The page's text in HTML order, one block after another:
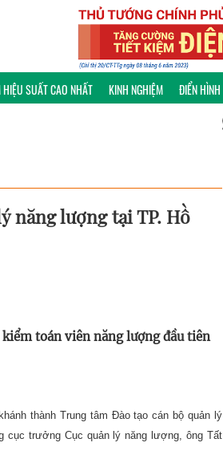
SUẤT CAO NHẤT KINH NGHIỆM ĐIỂN HÌNH
năng lượng tại TP. Hồ
toán viên năng lượng đầu tiên
thành Trung tâm Đào tạo cán bộ quản lý
cục trưởng Cục quản lý năng lượng, ông Tất